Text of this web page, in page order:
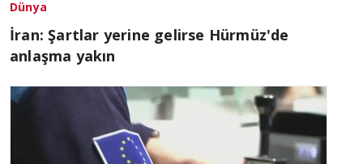
Dünya
İran: Şartlar yerine gelirse Hürmüz'de
anlaşma yakın